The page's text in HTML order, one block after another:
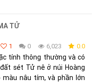
TỬ
1 0 6,023 0.0
tính thông thường và có
sét Tử nê ở núi Hoàng
màu nâu tím, và phần lớn